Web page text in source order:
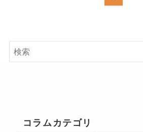
コラムカテゴリ